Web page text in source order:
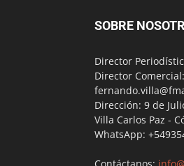
SOBRE
Director
Director
Dirección: 9 de
Villa Carlos Paz -
WhatsApp:
Contáctanos: